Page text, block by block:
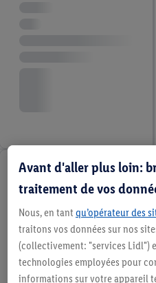
Avant d'aller plus loin:
traitement de vos
Nous, en tant qu’opérateur des
traitons vos données sur nos
(collectivement: "services Lidl")
technologies employées pour
informations sur votre appareil